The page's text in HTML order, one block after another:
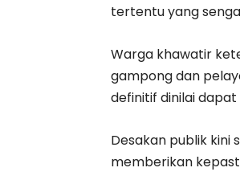
tertentu yang
Warga khawatir
gampong dan
definitif dinilai
Desakan publik kini
memberikan